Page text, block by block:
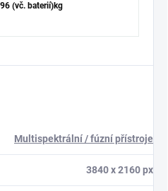
(vč. baterií)kg
Multispektrální / fúzní přístroje
3840 x 2160 px